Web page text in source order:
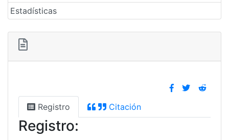
Estadísticas
Registro Citación
Registro: